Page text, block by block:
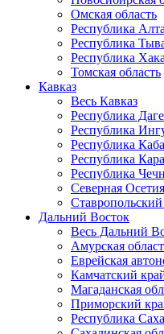
Омская область
Республика
Республика
Республика
Томская область
Кавказ
Весь Кавказ
Республика
Республика
Республика
Республика
Республика
Северная
Дальний Восток
Весь Дальний
Амурская
Еврейская
Камчатский
Магаданская
Приморский
Республика